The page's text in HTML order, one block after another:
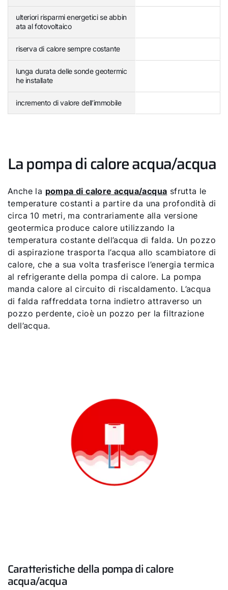
ulteriori risparmi energetici se abbin
ata al fotovoltaico
riserva di calore sempre costante
lunga durata delle sonde geotermic
he installate
incremento di valore dell’immobile
La pompa di calore acqua/acqua
Anche la pompa di calore acqua/acqua sfrutta le
temperature costanti a partire da una profondità di
circa 10 metri, ma contrariamente alla versione
geotermica produce calore utilizzando la
temperatura costante dell’acqua di falda. Un pozzo
di aspirazione trasporta l’acqua allo scambiatore di
calore, che a sua volta trasferisce l’energia termica
al refrigerante della pompa di calore. La pompa
manda calore al circuito di riscaldamento. L’acqua
di falda raffreddata torna indietro attraverso un
pozzo perdente, cioè un pozzo per la filtrazione
dell’acqua.
Caratteristiche della pompa di calore
acqua/acqua